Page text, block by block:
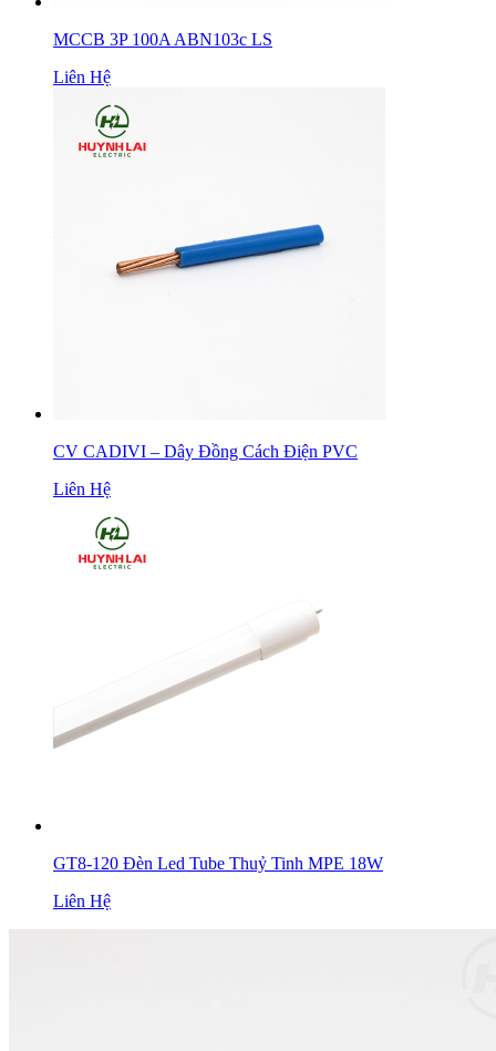
MCCB 3P 100A ABN103c LS
Liên Hệ
CV CADIVI – Dây Đồng Cách Điện PVC
Liên Hệ
GT8-120 Đèn Led Tube Thuỷ Tinh MPE 18W
Liên Hệ